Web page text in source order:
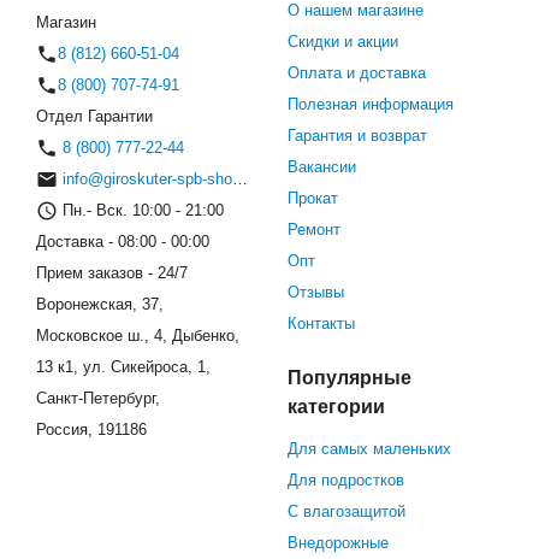
Магазин
8 (812) 660-51-04
8 (800) 707-74-91
Отдел Гарантии
8 (800) 777-22-44
info@giroskuter-spb-shop.ru
Пн.- Вск. 10:00 - 21:00
Доставка - 08:00 - 00:00
Прием заказов - 24/7
Воронежская, 37,
Московское ш., 4, Дыбенко,
13 к1, ул. Сикейроса, 1,
Санкт-Петербург,
Россия, 191186
О нашем магазине
Скидки и акции
Оплата и доставка
Полезная информация
Гарантия и возврат
Вакансии
Прокат
Ремонт
Опт
Отзывы
Контакты
Популярные
категории
Для самых маленьких
Для подростков
С влагозащитой
Внедорожные